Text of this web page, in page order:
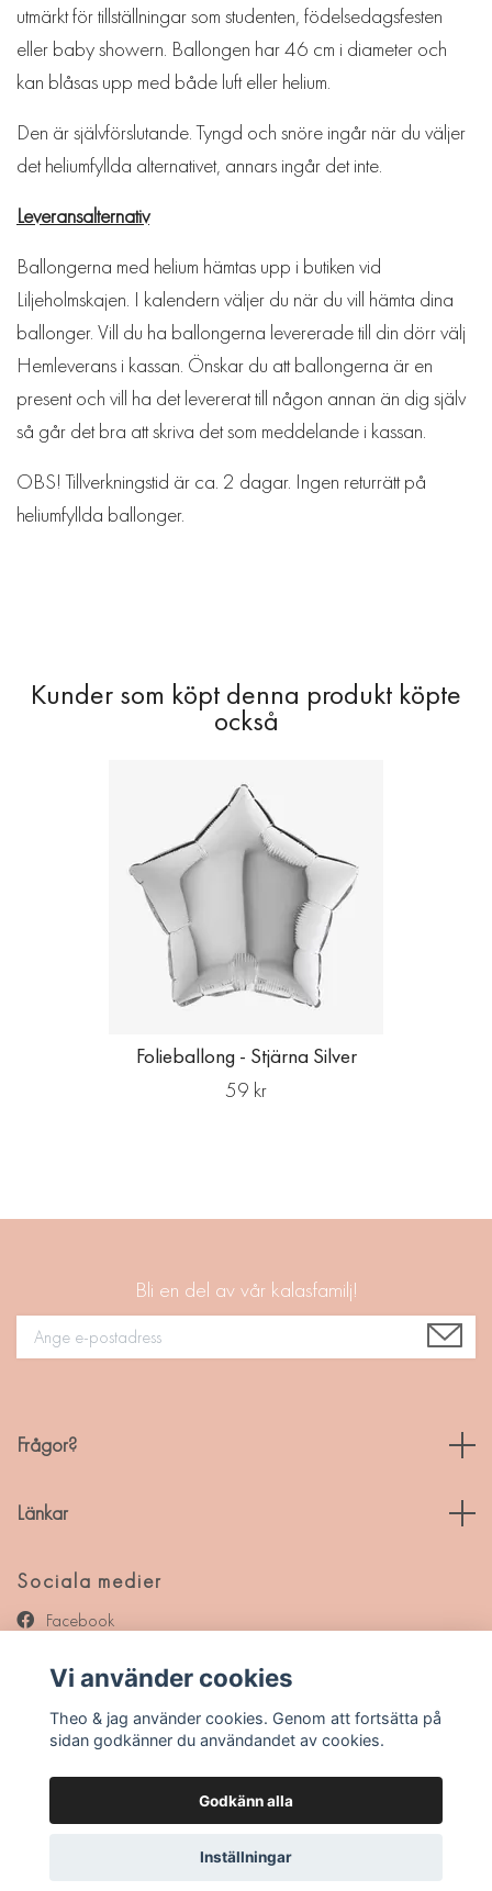
utmärkt för tillställningar som studenten, födelsedagsfesten
eller baby showern. Ballongen har 46 cm i diameter och
kan blåsas upp med både luft eller helium.
Den är självförslutande. Tyngd och snöre ingår när du väljer
det heliumfyllda alternativet, annars ingår det inte.
Leveransalternativ
Ballongerna med helium hämtas upp i butiken vid
Liljeholmskajen. I kalendern väljer du när du vill hämta dina
ballonger. Vill du ha ballongerna levererade till din dörr välj
Hemleverans i kassan. Önskar du att ballongerna är en
present och vill ha det levererat till någon annan än dig själv
så går det bra att skriva det som meddelande i kassan.
OBS! Tillverkningstid är ca. 2 dagar. Ingen returrätt på
heliumfyllda ballonger.
Folieballong - Stjärna Silver
59 kr
Bli en del av vår kalasfamilj!
Frågor?
Länkar
Sociala medier
Facebook
Pinterest
© 2026 Theo & jag
Vi använder cookies
Theo & jag använder cookies. Genom att fortsätta på
sidan godkänner du användandet av cookies.
Godkänn alla
Inställningar